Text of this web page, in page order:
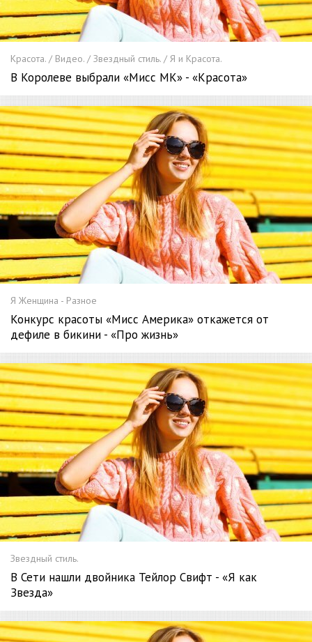
Красота. / Видео. / Звездный стиль. / Я и Красота.
В Королеве выбрали «Мисс МК» - «Красота»
Я Женщина - Разное
Конкурс красоты «Мисс Америка» откажется от
дефиле в бикини - «Про жизнь»
Звездный стиль.
В Сети нашли двойника Тейлор Свифт - «Я как
Звезда»